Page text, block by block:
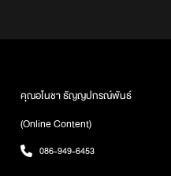
างๆหนูอีกเคาน์เตอร์ เขาก็คงคิด
งๆที่เขาต่ออยู่แถว 2 พนักงานก็คิด
ะเป็นคิวของหนูรึป่าว?และ
ายการพุธทอล์ค พุธโทร ได้ทาง
ยากโทรเข้ามาในรายการ Inbox
คุณอโนชา ธัญญปกรณ์พันธ์
(Online Content)
086-949-6453